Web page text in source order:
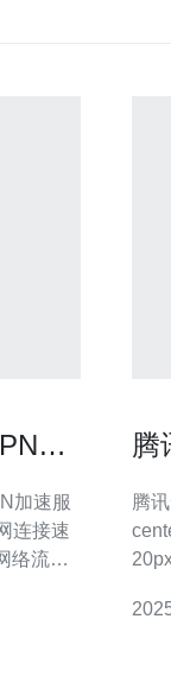
加
连接速
络流
腾
腾讯
20px;} h2 {font-size: 20px; font-